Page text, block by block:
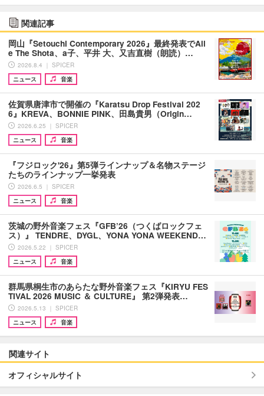
関連記事
岡山『Setouchi Contemporary 2026』最終発表でAil
e The Shota、a子、平井 大、又吉直樹（朗読）…
2026.8.4 ｜ SPICER
ニュース
音楽
佐賀県唐津市で開催の『Karatsu Drop Festival 202
6』KREVA、BONNIE PINK、田島貴男（Origin…
2026.6.25 ｜ SPICER
ニュース
音楽
『フジロック'26』第5弾ラインナップ＆名物ステージ
たちのラインナップ一挙発表
2026.6.5 ｜ SPICER
ニュース
音楽
茨城の野外音楽フェス『GFB’26（つくばロックフェ
ス）』 TENDRE、DYGL、YONA YONA WEEKEND…
2026.5.22 ｜ SPICER
ニュース
音楽
群馬県桐生市のあらたな野外音楽フェス『KIRYU FES
TIVAL 2026 MUSIC ＆ CULTURE』 第2弾発表…
2026.5.13 ｜ SPICER
ニュース
音楽
関連サイト
オフィシャルサイト